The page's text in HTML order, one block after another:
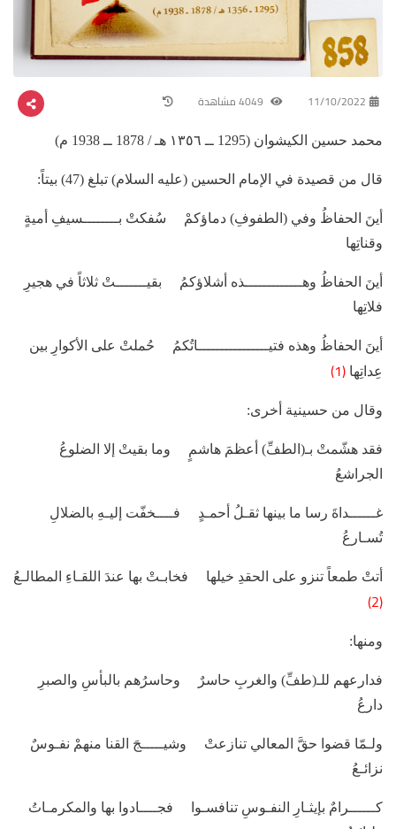
11/10/2022
محمد حسين الكيشوان (1295 ــ ١٣٥٦ هـ / 1878 ــ 1938 م)
قال من قصيدة في الإمام الحسين (عليه السلام) تبلغ (47) بيتاً:
أينَ الحفاظُ وفي (الطفوفِ) دماؤكمْ سُفكتْ بــــــــسيفِ أميةٍ
وقناتِها
أينَ الحفاظُ وهـــــــــــــذه أشلاؤكمُ بقيـــــــتْ ثلاثاً في هجيرِ
فلاتِها
أينَ الحفاظُ وهذه فتيــــــــــــــــاتُكمُ حُملتْ على الأكوارِ بين
عِداتِها (1)
وقال من حسينية أخرى:
فقد هشّمتْ بـ(الطفِّ) أعظمَ هاشمٍ وما بقيتْ إلا الضلوعُ
الجراشعُ
غــــــداةَ رسا ما بينها ثقـلُ أحمـدٍ فــــخفّت إليـهِ بالضلالِ
تُسـارعُ
أتتْ طمعاً تنزو على الحقدِ خيلها فخابـتْ بها عندَ اللقـاءِ المطالـعُ
(2)
ومنها:
فدارعهم للـ(طفِّ) والغربِ حاسرٌ وحاسرُهم بالبأسِ والصبرِ
دارعُ
ولـمّا قضوا حقَّ المعالي تنازعتْ وشيـــــجَ القنا منهمْ نفـوسٌ
نزائـعُ
كــــــرامٌ بإيثـارِ النفـوسِ تنافسـوا فجــــادوا بها والمكرمـاتُ